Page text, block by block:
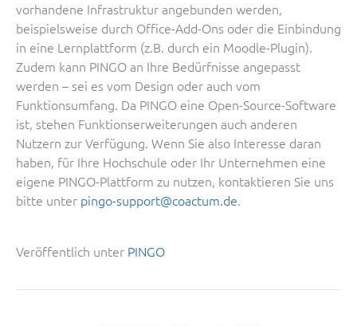
vorhandene Infrastruktur angebunden werden,
beispielsweise durch Office-Add-Ons oder die Einbindung
in eine Lernplattform (z.B. durch ein Moodle-Plugin).
Zudem kann PINGO an Ihre Bedürfnisse angepasst
werden – sei es vom Design oder auch vom
Funktionsumfang. Da PINGO eine Open-Source-Software
ist, stehen Funktionserweiterungen auch anderen
Nutzern zur Verfügung. Wenn Sie also Interesse daran
haben, für Ihre Hochschule oder Ihr Unternehmen eine
eigene PINGO-Plattform zu nutzen, kontaktieren Sie uns
bitte unter pingo-support@coactum.de.
Veröffentlich unter PINGO